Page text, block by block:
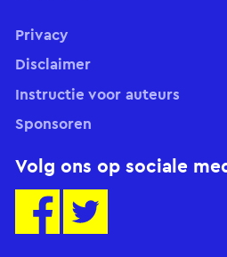
Volg ons op sociale
Privacy
Disclaimer
Instructie voor auteurs
Sponsoren